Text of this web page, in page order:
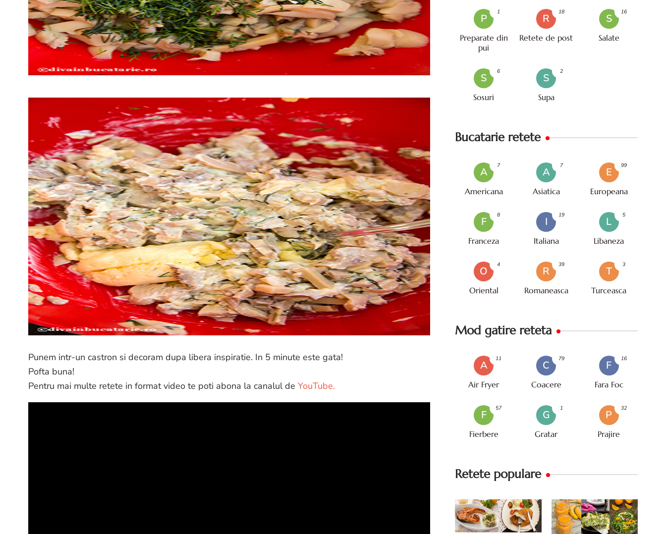
Punem intr-un castron si decoram dupa libera inspiratie. In 5 minute este gata!
Pofta buna!
Pentru mai multe retete in format video te poti abona la canalul de YouTube.
P
Preparate din
pui
1
R
Retete de post
18
S
Salate
16
S
Sosuri
6
S
Supa
2
Bucatarie retete
A
Americana
7
A
Asiatica
7
E
Europeana
99
F
Franceza
8
I
Italiana
19
L
Libaneza
5
O
Oriental
4
R
Romaneasca
39
T
Turceasca
3
Mod gatire reteta
A
Air Fryer
11
C
Coacere
79
F
Fara Foc
16
F
Fierbere
57
G
Gratar
1
P
Prajire
32
Retete populare